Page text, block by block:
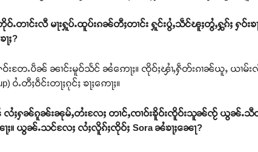
ဝ်ႉတၢင်းလီ မႃးႁူပ်ႉထူပ်းၵၼ်တီႈတၢင်း ႁူင်းပွႆႇသဵင်ၽူႈတွႆႇႁွၵ်ႈ ႁဝ်း
ႈ?
ႁဝ်းတႄႉပဵၼ် ၼၢင်းမူဝ်သႅင် ၼႆဢေႃႈ။ ၸိုဝ်ႈၾၢႆႇႁဵတ်းၵၢၼ်ယူႇ ယၢမ်း
ႉတီႈဝဵင်းတႃႈၵုင်ႈ ၶႃႈဢေႃႈ။
ၼႆ လႆႈႁၼ်ၵူၼ်းၼုမ်ႇတႆးလႄႈ တၢင်ႇၸၢဝ်းၶိူဝ်းၸိူဝ်းသူၼ်ၸႂ် ယွၼ်ႉသီတ
။ ယွၼ်ႉသင်လႄႈ လႆႈလိူၵ်ႈၸိုဝ်ႈ Sora ၼႆၶႃႈၼေႃ?